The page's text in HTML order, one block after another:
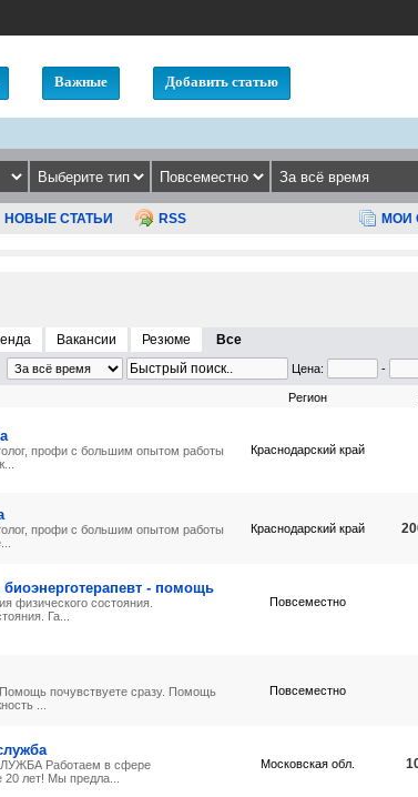
Важные Добавить статью
НОВЫЕ СТАТЬИ RSS МОИ
Вакансии Резюме Все
Цена: -
Регион
профи с большим опытом работы
Краснодарский край
профи с большим опытом работы
Краснодарский край
- помощь
физического состояния.
Га...
Повсеместно
Помощь почувствуете сразу. Помощь
...
Повсеместно
Работаем в сфере
лет! Мы предла...
Московская обл.